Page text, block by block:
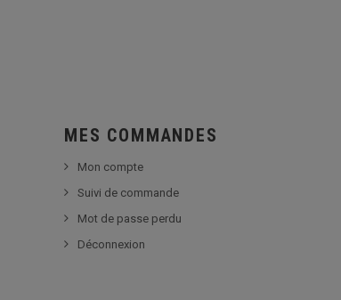
MES COMMANDES
Mon compte
Suivi de commande
Mot de passe perdu
Déconnexion